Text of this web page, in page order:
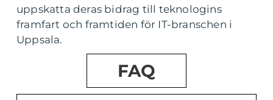
uppskatta deras bidrag till teknologins
framfart och framtiden för IT-branschen i
Uppsala.
FAQ